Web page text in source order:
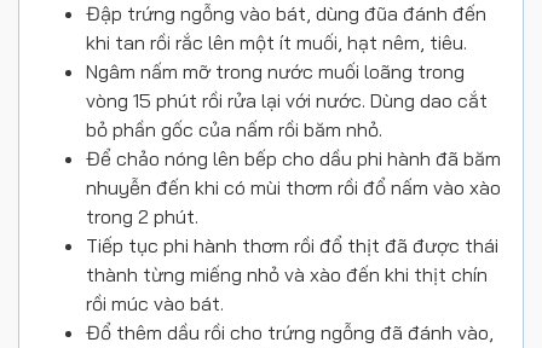
Đập trứng ngỗng vào bát, dùng đũa đánh đến
khi tan rồi rắc lên một ít muối, hạt nêm, tiêu.
Ngâm nấm mỡ trong nước muối loãng trong
vòng 15 phút rồi rửa lại với nước. Dùng dao cắt
bỏ phần gốc của nấm rồi băm nhỏ.
Để chảo nóng lên bếp cho dầu phi hành đã băm
nhuyễn đến khi có mùi thơm rồi đổ nấm vào xào
trong 2 phút.
Tiếp tục phi hành thơm rồi đổ thịt đã được thái
thành từng miếng nhỏ và xào đến khi thịt chín
rồi múc vào bát.
Đổ thêm dầu rồi cho trứng ngỗng đã đánh vào,